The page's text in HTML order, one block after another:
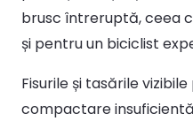
brusc întreruptă, ceea
și pentru un biciclist
Fisurile și tasările
compactare